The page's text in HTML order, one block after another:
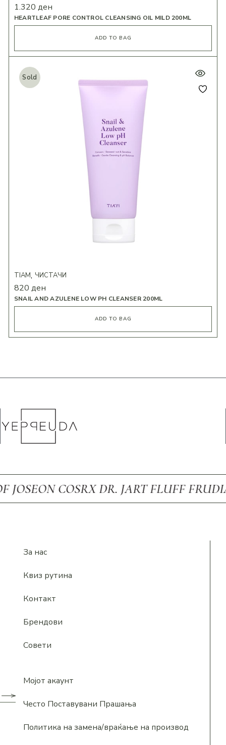
HEARTLEAF PORE CONTROL CLEANSING OIL MILD 200ML
1.320 ден
ADD TO BAG
Sold
SNAIL AND AZULENE LOW PH CLEANSER 200ML
TIAM ЧИСТАЧИ
820 ден
ADD TO BAG
COSRX DR. JART FLUFF FRUDIA
За нас
Квиз рутина
Контакт
Брендови
Совети
Мојот акаунт
Често Поставувани Прашања
Политика на замена/враќање на производ